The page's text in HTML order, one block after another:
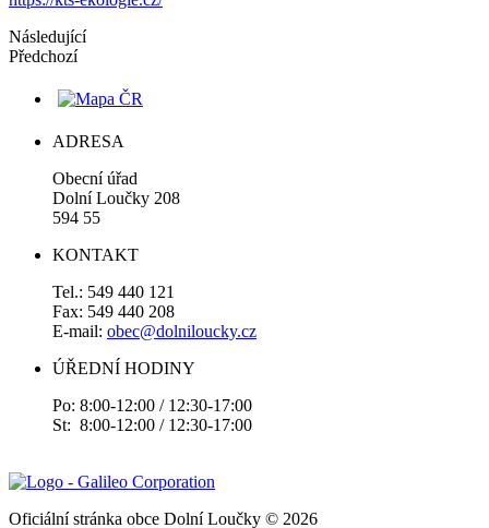
Následující
Předchozí
ADRESA
Obecní úřad
Dolní Loučky 208
594 55
KONTAKT
Tel.: 549 440 121
Fax: 549 440 208
E-mail: obec@dolniloucky.cz
ÚŘEDNÍ HODINY
Po: 8:00-12:00 / 12:30-17:00
St: 8:00-12:00 / 12:30-17:00
Oficiální stránka obce Dolní Loučky © 2026